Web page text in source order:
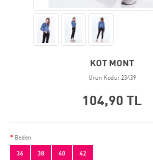
KOT MONT
Ürün Kodu: 23439
104,90 TL
Beden
36 38 40 42